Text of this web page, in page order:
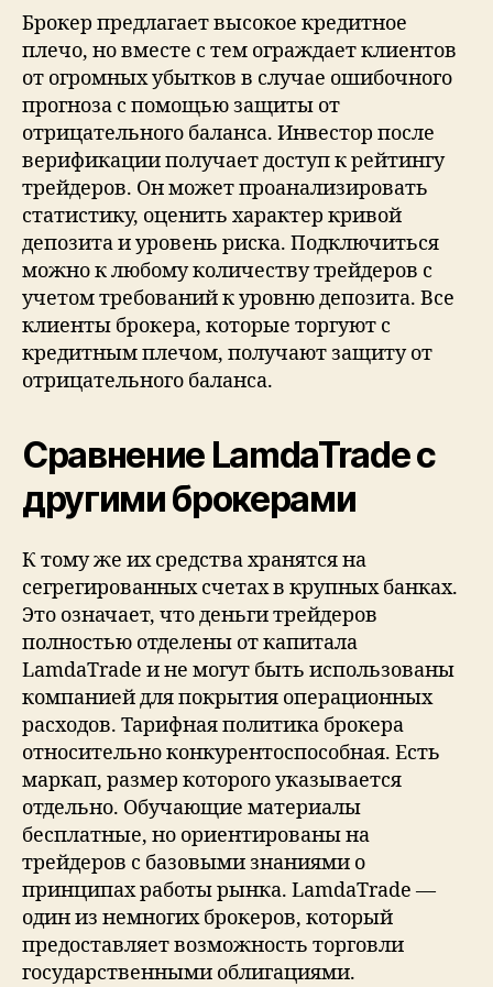
Брокер предлагает высокое кредитное
плечо, но вместе с тем ограждает клиентов
от огромных убытков в случае ошибочного
прогноза с помощью защиты от
отрицательного баланса. Инвестор после
верификации получает доступ к рейтингу
трейдеров. Он может проанализировать
статистику, оценить характер кривой
депозита и уровень риска. Подключиться
можно к любому количеству трейдеров с
учетом требований к уровню депозита. Все
клиенты брокера, которые торгуют с
кредитным плечом, получают защиту от
отрицательного баланса.
Сравнение LamdaTrade с
другими брокерами
К тому же их средства хранятся на
сегрегированных счетах в крупных банках.
Это означает, что деньги трейдеров
полностью отделены от капитала
LamdaTrade и не могут быть использованы
компанией для покрытия операционных
расходов. Тарифная политика брокера
относительно конкурентоспособная. Есть
маркап, размер которого указывается
отдельно. Обучающие материалы
бесплатные, но ориентированы на
трейдеров с базовыми знаниями о
принципах работы рынка. LamdaTrade —
один из немногих брокеров, который
предоставляет возможность торговли
государственными облигациями.